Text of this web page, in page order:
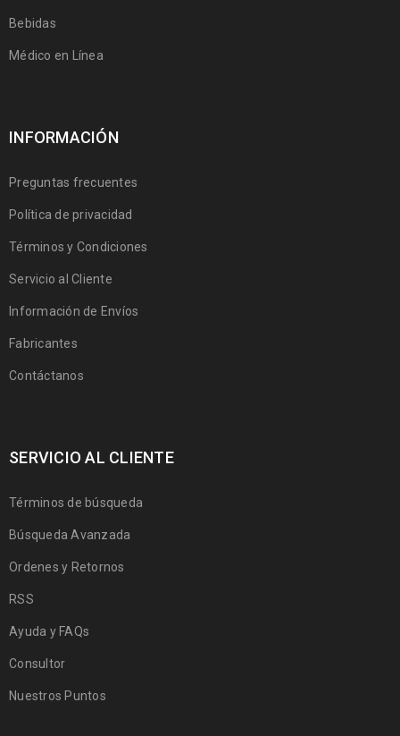
Bebidas
Médico en Línea
INFORMACIÓN
Preguntas frecuentes
Política de privacidad
Términos y Condiciones
Servicio al Cliente
Información de Envíos
Fabricantes
Contáctanos
SERVICIO AL CLIENTE
Términos de búsqueda
Búsqueda Avanzada
Ordenes y Retornos
RSS
Ayuda y FAQs
Consultor
Nuestros Puntos